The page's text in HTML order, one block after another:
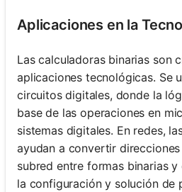
Aplicaciones en la
Las calculadoras binarias son
aplicaciones tecnológicas. Se
circuitos digitales, donde la
base de las operaciones en
sistemas digitales. En redes,
ayudan a convertir
subred entre formas binarias
la configuración y solución de